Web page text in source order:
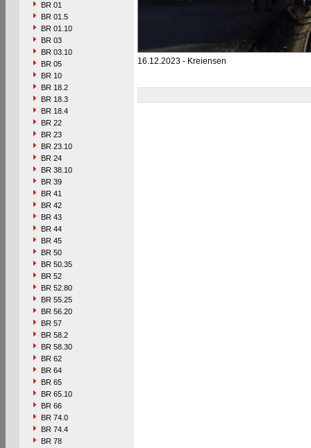
BR 01
BR 01.5
BR 01.10
BR 03
BR 03.10
BR 05
BR 10
BR 18.2
BR 18.3
BR 18.4
BR 22
BR 23
BR 23.10
BR 24
BR 38.10
BR 39
BR 41
BR 42
BR 43
BR 44
BR 45
BR 50
BR 50.35
BR 52
BR 52.80
BR 55.25
BR 56.20
BR 57
BR 58.2
BR 58.30
BR 62
BR 64
BR 65
BR 65.10
BR 66
BR 74.0
BR 74.4
BR 78
16.12.2023 - Kreiensen